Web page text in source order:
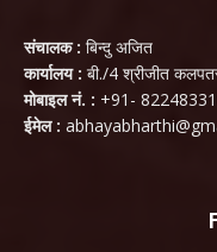
संचालक : बिन्दु अजित
कार्यालय : बी./4 श्रीजीत
मोबाइल नं. : +91-
ईमेल :